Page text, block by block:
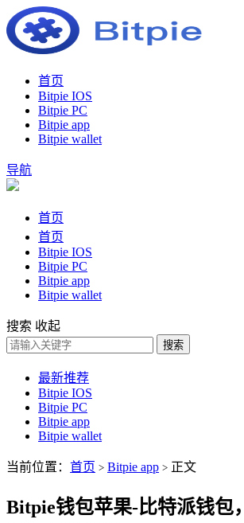
首页
Bitpie IOS
Bitpie PC
Bitpie app
Bitpie wallet
导航
首页
首页
Bitpie IOS
Bitpie PC
Bitpie app
Bitpie wallet
搜索 收起
搜索
最新推荐
Bitpie IOS
Bitpie PC
Bitpie app
Bitpie wallet
当前位置： 首页 > Bitpie app > 正文
Bitpie钱包苹果-比特派钱包